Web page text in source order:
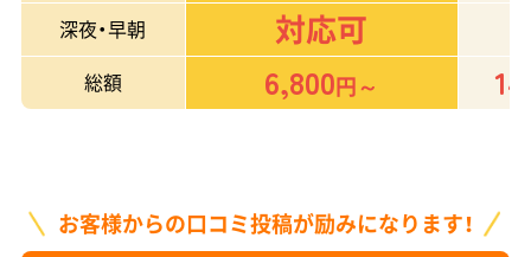
深夜・早朝 対応可
総額
6,800円～
お客様からの口コミ投稿が励みになります！